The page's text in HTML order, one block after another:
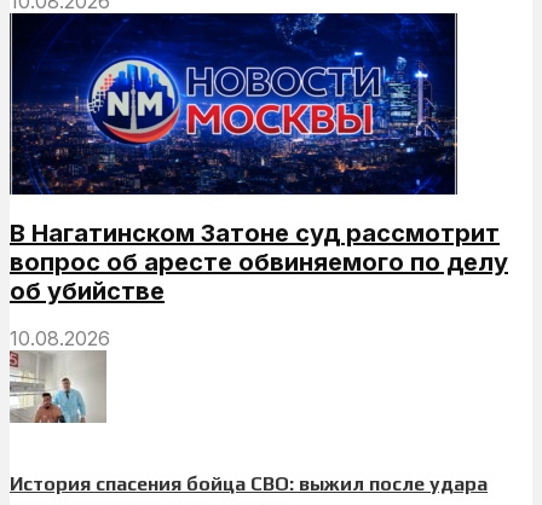
В Нагатинском Затоне суд рассмотрит
вопрос об аресте обвиняемого по делу
об убийстве
10.08.2026
История спасения бойца СВО: выжил после удара